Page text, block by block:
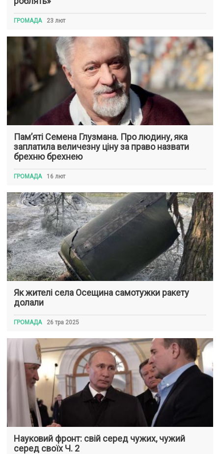
ГРОМАДА 23 лют
Пам’яті Семена Глузмана. Про людину, яка
заплатила величезну ціну за право назвати
брехню брехнею
ГРОМАДА 16 лют
Як жителі села Осещина самотужки ракету
долали
ГРОМАДА 26 тра 2025
Науковий фронт: свій серед чужих, чужий
серед своїх Ч. 2